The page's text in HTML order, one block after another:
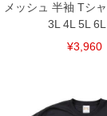
メッシュ 半袖 Tシ
3L 4L 5L 6L
¥3,960